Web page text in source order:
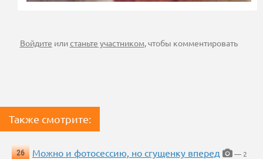
Войдите илистаньте участником, чтобы комментировать
Также смотрите:
26 Можно и фотосессию, но сгущенку вперед
— 2